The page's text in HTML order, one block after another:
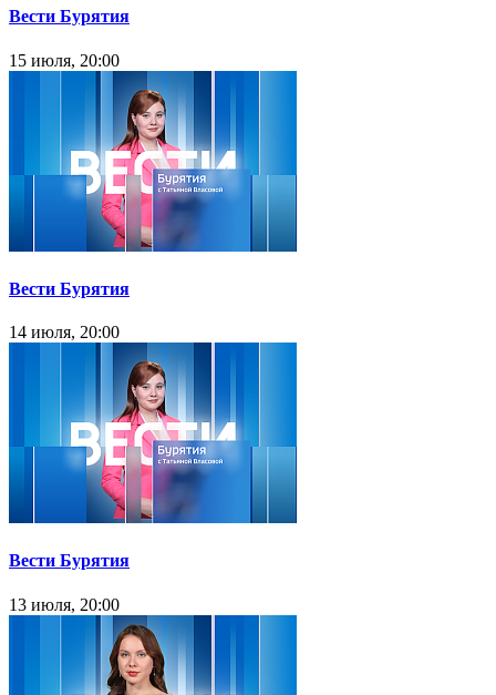
Вести Бурятия
15 июля, 20:00
Вести Бурятия
14 июля, 20:00
Вести Бурятия
13 июля, 20:00